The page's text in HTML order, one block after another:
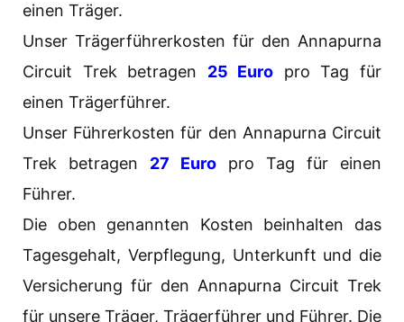
einen Träger.
Unser Trägerführerkosten für den Annapurna
Circuit Trek betragen 25 Euro pro Tag für
einen Trägerführer.
Unser Führerkosten für den Annapurna Circuit
Trek betragen 27 Euro pro Tag für einen
Führer.
Die oben genannten Kosten beinhalten das
Tagesgehalt, Verpflegung, Unterkunft und die
Versicherung für den Annapurna Circuit Trek
für unsere Träger, Trägerführer und Führer. Die